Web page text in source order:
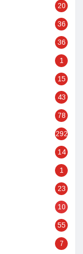
20
36
36
1
15
43
78
292
14
1
23
10
55
7